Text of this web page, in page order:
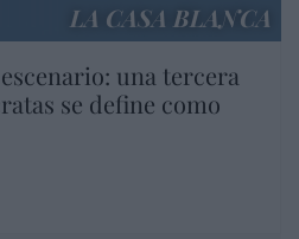
LA CASA BLANCA
una tercera
se define como